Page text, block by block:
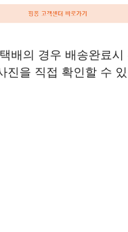
배의 경우 배송완료시
진을 직접 확인할 수